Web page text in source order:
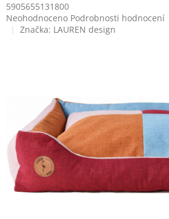
5905655131800
Průměrné
hodnocení
Neohodnoceno Podrobnosti hodnocení
Značka: LAUREN design